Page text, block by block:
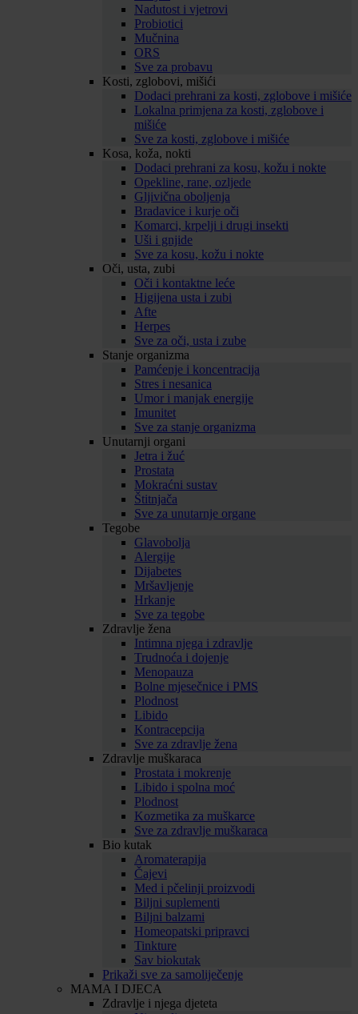
Nadutost i vjetrovi
Probiotici
Mučnina
ORS
Sve za probavu
Kosti, zglobovi, mišići
Dodaci prehrani za kosti, zglobove i mišiće
Lokalna primjena za kosti, zglobove i
mišiće
Sve za kosti, zglobove i mišiće
Kosa, koža, nokti
Dodaci prehrani za kosu, kožu i nokte
Opekline, rane, ozljede
Gljivična oboljenja
Bradavice i kurje oči
Komarci, krpelji i drugi insekti
Uši i gnjide
Sve za kosu, kožu i nokte
Oči, usta, zubi
Oči i kontaktne leće
Higijena usta i zubi
Afte
Herpes
Sve za oči, usta i zube
Stanje organizma
Pamćenje i koncentracija
Stres i nesanica
Umor i manjak energije
Imunitet
Sve za stanje organizma
Unutarnji organi
Jetra i žuć
Prostata
Mokraćni sustav
Štitnjača
Sve za unutarnje organe
Tegobe
Glavobolja
Alergije
Dijabetes
Mršavljenje
Hrkanje
Sve za tegobe
Zdravlje žena
Intimna njega i zdravlje
Trudnoća i dojenje
Menopauza
Bolne mjesečnice i PMS
Plodnost
Libido
Kontracepcija
Sve za zdravlje žena
Zdravlje muškaraca
Prostata i mokrenje
Libido i spolna moć
Plodnost
Kozmetika za muškarce
Sve za zdravlje muškaraca
Bio kutak
Aromaterapija
Čajevi
Med i pčelinji proizvodi
Biljni suplementi
Biljni balzami
Homeopatski pripravci
Tinkture
Sav biokutak
Prikaži sve za samoliječenje
MAMA I DJECA
Zdravlje i njega djeteta